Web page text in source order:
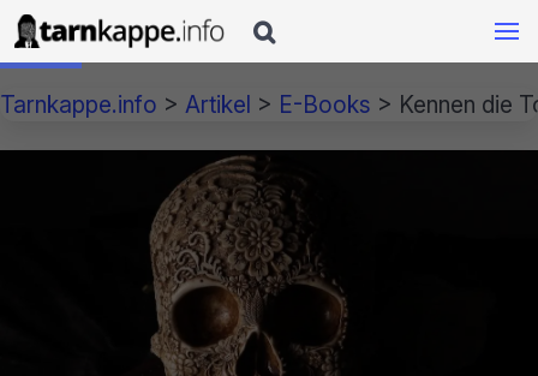

Tarnkappe.info > Artikel > E-Books > Kennen die